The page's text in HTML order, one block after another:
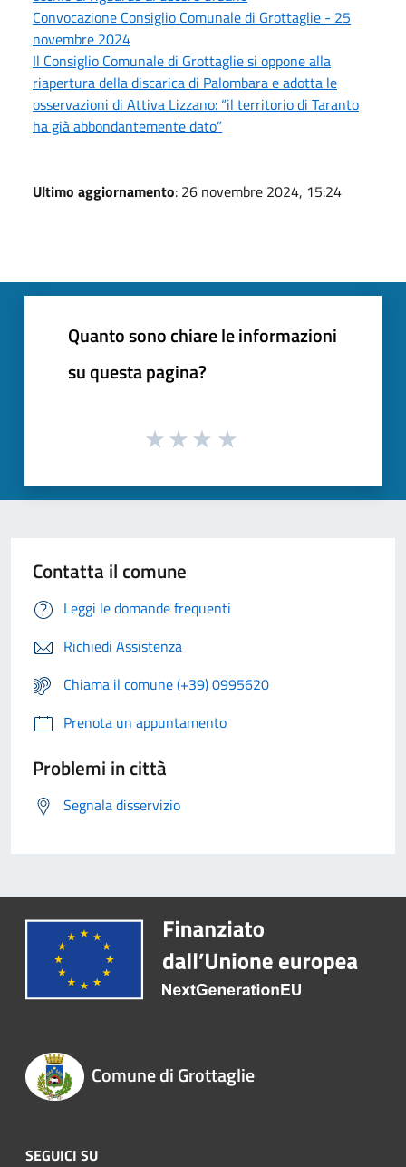
Convocazione Consiglio Comunale di Grottaglie - 25
novembre 2024
Il Consiglio Comunale di Grottaglie si oppone alla
riapertura della discarica di Palombara e adotta le
osservazioni di Attiva Lizzano: “il territorio di Taranto
ha già abbondantemente dato”
Ultimo aggiornamento: 26 novembre 2024, 15:24
Quanto sono chiare le informazioni
su questa pagina?
Contatta il comune
Leggi le domande frequenti
Richiedi Assistenza
Chiama il comune (+39) 0995620
Prenota un appuntamento
Problemi in città
Segnala disservizio
Comune di Grottaglie
SEGUICI SU